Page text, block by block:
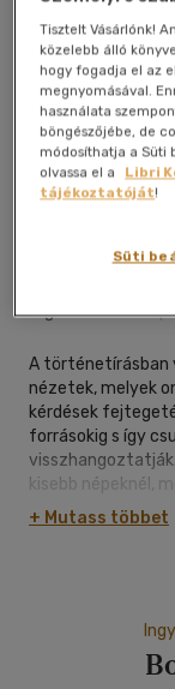
Kívánságlistához
ragasztókötött|
A történetírásban
nézetek, melyek
kérdések
forrásokig s így
kisebb népeknél,
nincs elsőrendű
bizonyos
Pedig ebben a
az első
alapos ismerete
forrásnak kissé
+ Mutass többet
Tisztelt Vásárlónk!
közelebb álló
hogy fogadja el az
megnyomásával.
használata
böngészőjébe, de
módosíthatja a Süti
olvassa el a
Libri
tájékoztatóját!
Süti